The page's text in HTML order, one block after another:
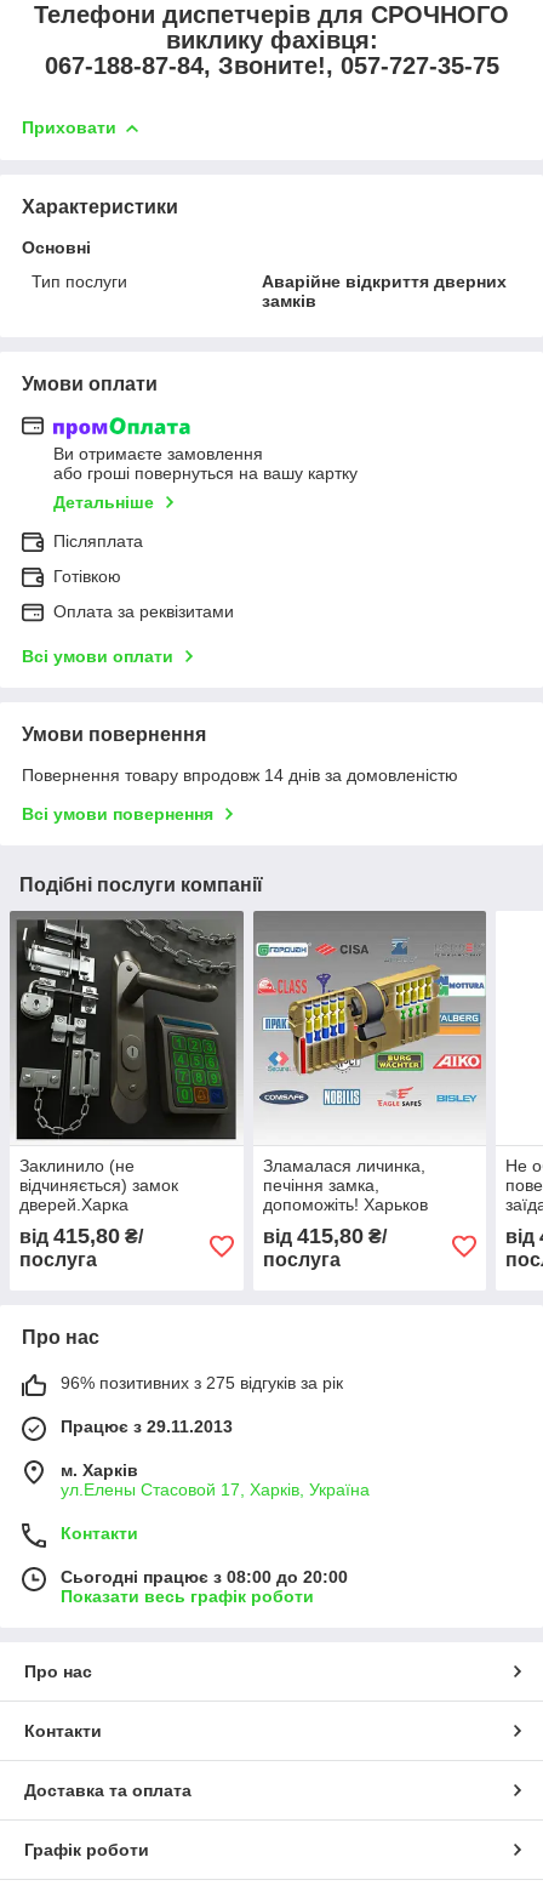
Телефони диспетчерів для СРОЧНОГО
виклику фахівця:
067-188-87-84, Звоните!, 057-727-35-75
Приховати
Характеристики
Основні
Тип послуги
Аварійне відкриття дверних
замків
Умови оплати
Ви отримаєте замовлення
або гроші повернуться на вашу картку
Детальніше
Післяплата
Готівкою
Оплата за реквізитами
Всі умови оплати
Умови повернення
Повернення товару впродовж 14 днів за домовленістю
Всі умови повернення
Подібні послуги компанії
Заклинило (не
відчиняється) замок
дверей.Харка
від 415,80 ₴/
послуга
Зламалася личинка,
печіння замка,
допоможіть! Харьков
від 415,80₴/
послуга
Не
від
Про нас
96% позитивних з 275 відгуків за рік
Працює з 29.11.2013
м. Харків
ул.Елены Стасовой 17, Харків, Україна
Контакти
Сьогодні працює з 08:00 до 20:00
Показати весь графік роботи
Про нас
Контакти
Доставка та оплата
Графік роботи